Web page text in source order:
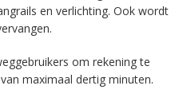
en verlichting. Ook wordt
om rekening te
maximaal dertig minuten.